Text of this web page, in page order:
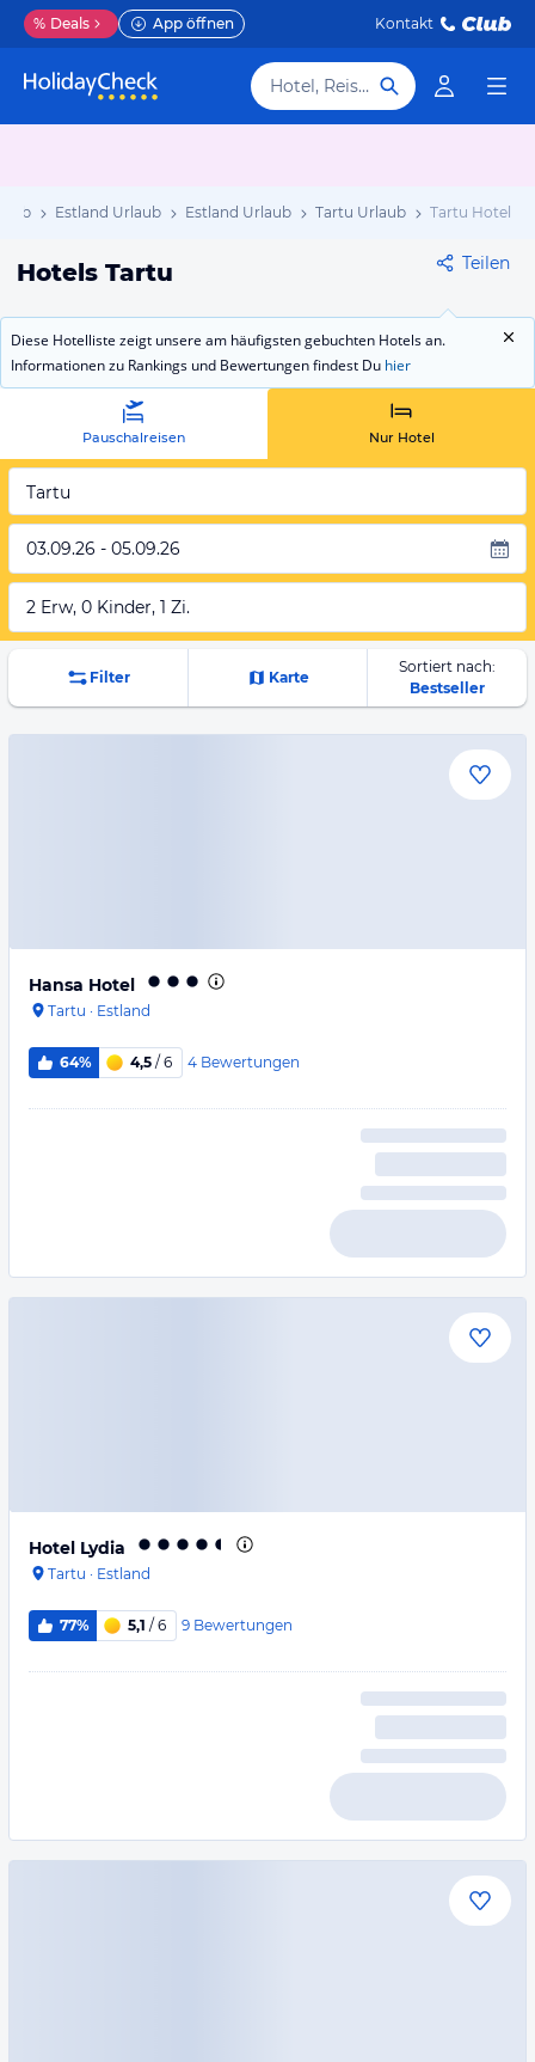
% Deals App öffnen Kontakt
Hotel, Reiseziel
Estland Urlaub Estland Urlaub Tartu Urlaub Tartu Hotels
Hotels Tartu Teilen
Diese Hotelliste zeigt unsere am häufigsten gebuchten Hotels an.
Informationen zu Rankings und Bewertungen findest Du hier
Pauschalreisen Nur Hotel
Tartu
03.09.26 - 05.09.26
2 Erw, 0 Kinder, 1 Zi.
Filter Karte
Sortiert nach:
Bestseller
Hansa Hotel
Tartu · Estland
64% 4,5 / 6 4 Bewertungen
Hotel Lydia
Tartu · Estland
77% 5,1 / 6 9 Bewertungen